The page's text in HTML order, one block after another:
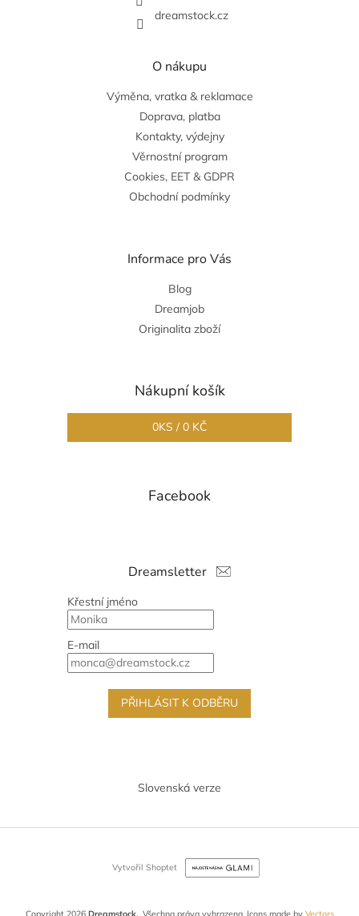
dreamstock.cz
O nákupu
Výměna, vratka & reklamace
Doprava, platba
Kontakty, výdejny
Věrnostní program
Cookies, EET & GDPR
Obchodní podmínky
Informace pro Vás
Blog
Dreamjob
Originalita zboží
Nákupní košík
0KS / 0 KČ
Facebook
Dreamsletter
Křestní jméno
E-mail
PŘIHLÁSIT K ODBĚRU
Slovenská verze
Vytvořil Shoptet
Copyright 2026 Dreamstock. . Všechna práva vyhrazena. Icons made by Vectors